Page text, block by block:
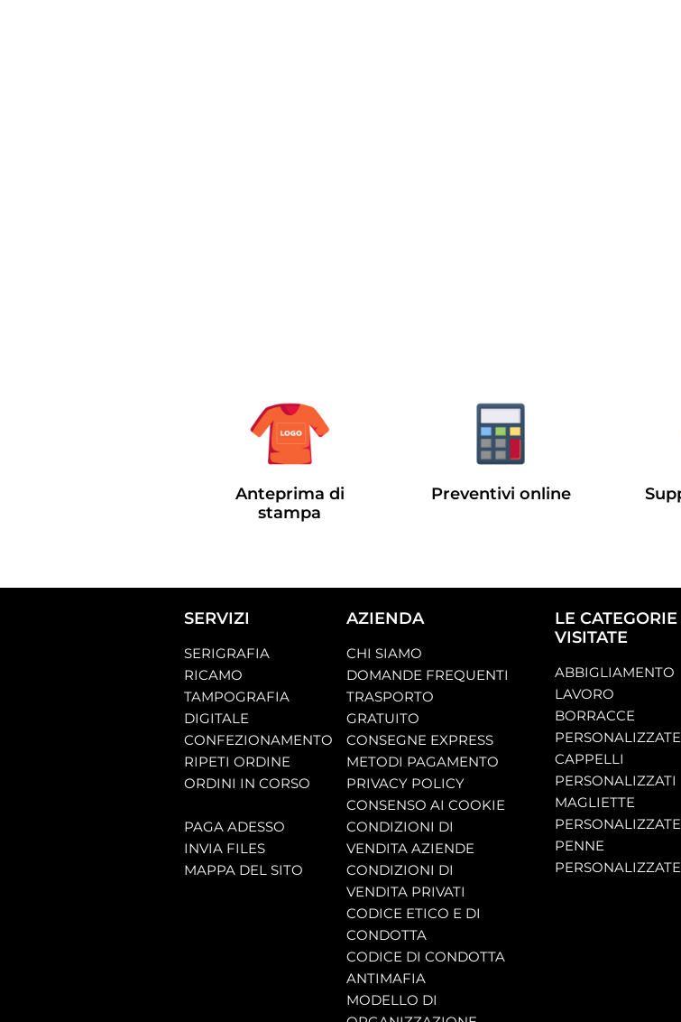
Anteprima di
stampa
Preventivi online
SERVIZI
SERIGRAFIA
RICAMO
TAMPOGRAFIA
DIGITALE
CONFEZIONAMENTO
RIPETI ORDINE
ORDINI IN CORSO
PAGA ADESSO
INVIA FILES
MAPPA DEL SITO
AZIENDA
CHI SIAMO
DOMANDE FREQUENTI
TRASPORTO
GRATUITO
CONSEGNE EXPRESS
METODI PAGAMENTO
PRIVACY POLICY
CONSENSO AI COOKIE
CONDIZIONI DI
VENDITA AZIENDE
CONDIZIONI DI
VENDITA PRIVATI
CODICE ETICO E DI
CONDOTTA
CODICE DI CONDOTTA
ANTIMAFIA
MODELLO DI
LE
VISITATE
ABBIGLIAMENTO
LAVORO
BORRACCE
PERSONALIZZATE
CAPPELLI
PERSONALIZZATI
MAGLIETTE
PERSONALIZZATE
PENNE
PERSONALIZZATE